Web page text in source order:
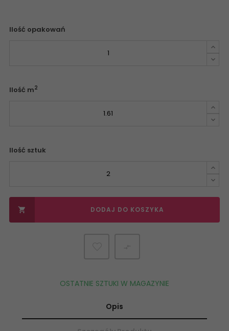
Ilość opakowań
Ilość m2
Ilość sztuk
 DODAJ DO KOSZYKA
OSTATNIE SZTUKI W MAGAZYNIE
Opis